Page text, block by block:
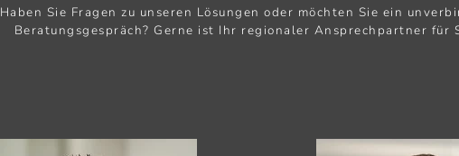
Haben Sie Fragen zu unseren Lösungen oder möchten Sie ein
Beratungsgespräch? Gerne ist Ihr regionaler Ansprechpartner für